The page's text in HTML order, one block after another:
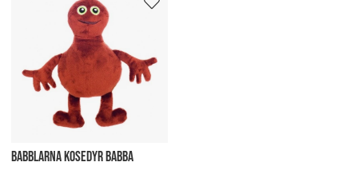
BABBLARNA KOSEDYR BABBA